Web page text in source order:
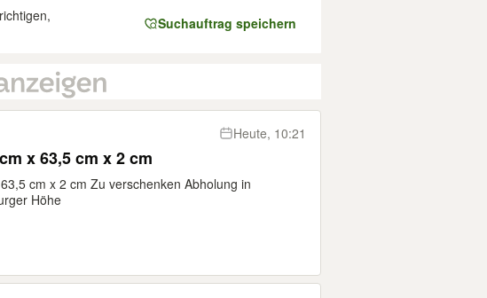
Suchauftrag speichern
Heute, 10:21
x 63,5 cm x 2 cm
cm x 2 cm Zu verschenken Abholung in
Höhe